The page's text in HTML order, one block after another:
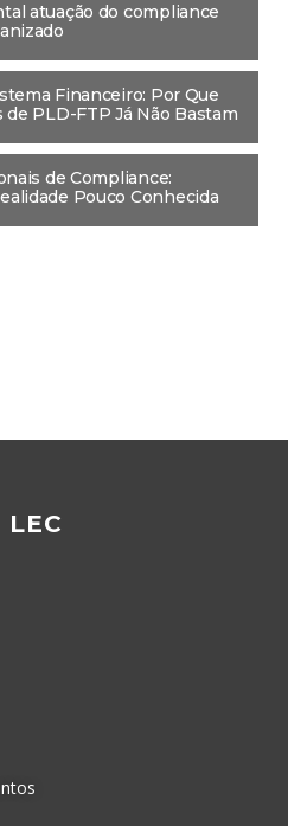
atuação do compliance
Financeiro: Por Que
PLD-FTP Já Não Bastam
de Compliance:
Pouco Conhecida
LEC